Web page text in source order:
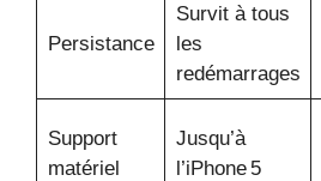
Persistance
Survit à tous
les
redémarrages
Support
matériel
Jusqu’à
l’iPhone 5